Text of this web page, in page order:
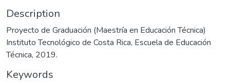
Description
Proyecto de Graduación (Maestría en Educación Técnica)
Instituto Tecnológico de Costa Rica, Escuela de Educación
Técnica, 2019.
Keywords